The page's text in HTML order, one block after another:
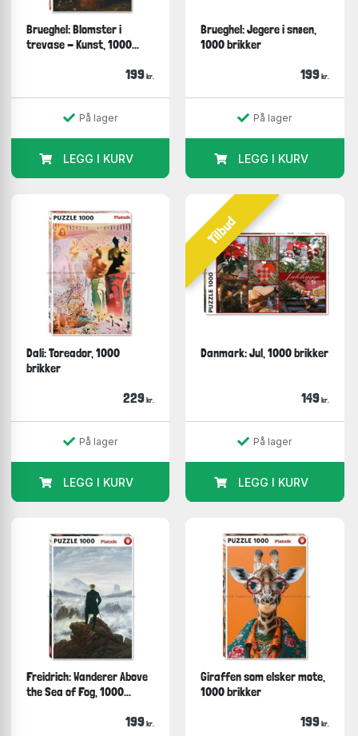
Brueghel: Blomster i
trevase - Kunst, 1000...
199 kr.
På lager
LEGG I KURV
Brueghel: Jegere i snøen,
1000 brikker
199 kr.
På lager
LEGG I KURV
Dali: Toreador, 1000
brikker
229 kr.
På lager
LEGG I KURV
Tilbud
Danmark: Jul, 1000 brikker
149 kr.
På lager
LEGG I KURV
Freidrich: Wanderer Above
the Sea of Fog, 1000...
199 kr.
Giraffen som elsker mote,
1000 brikker
199 kr.